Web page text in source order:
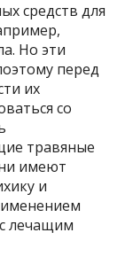
средств для
Но эти
перед
их
со
травяные
имеют
и
лечащим